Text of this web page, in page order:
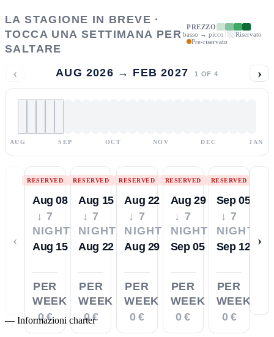
LA STAGIONE IN BREVE ·
TOCCA UNA SETTIMANA PER
SALTARE
PREZZO
basso → picco
Riservato
Pre-riservato
‹ AUG 2026 → FEB 2027 1 OF 4 ›
AUG SEP OCT NOV DEC JAN
‹
RESERVED
Aug 08
↓ 7
NIGHTS
Aug 15
PER
WEEK
0 €
RESERVED
Aug 15
↓ 7
NIGHTS
Aug 22
PER
WEEK
0 €
RESERVED
Aug 22
↓ 7
NIGHTS
Aug 29
PER
WEEK
0 €
RESERVED
Aug 29
↓ 7
NIGHTS
Sep 05
PER
WEEK
0 €
RESERVED
Sep 05
↓ 7
NIGHTS
Sep 12
PER
WEEK
0 €
›
— Informazioni charter